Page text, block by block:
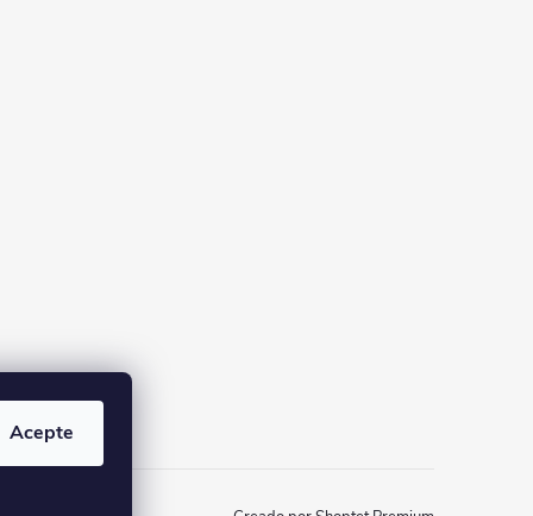
Acepte